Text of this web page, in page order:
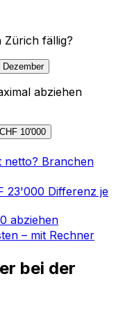
Zürich fällig?
Dezember
abziehen
CHF 10'000
netto? Branchen
23'000 Differenz je
abziehen
– mit Rechner
bei der